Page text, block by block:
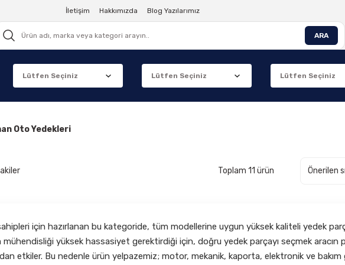
İletişim Hakkımızda Blog Yazılarımız
ARA
Oto Yedekleri
Toplam 11 ürün
için hazırlanan bu kategoride, tüm modellerine uygun yüksek kaliteli yedek
mühendisliği yüksek hassasiyet gerektirdiği için, doğru yedek parçayı seçmek aracın
etkiler. Bu nedenle ürün yelpazemiz; motor, mekanik, kaporta, elektronik ve bakım